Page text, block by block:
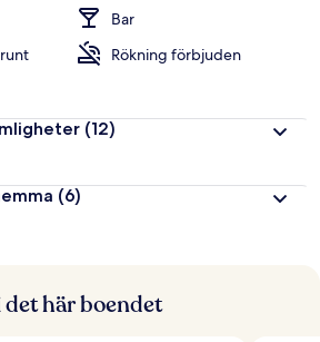
r
e
n
Bar
Rökning förbjuden
(12)
(6)
här boendet